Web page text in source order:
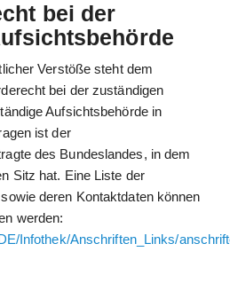
bei der
Verstöße steht dem
bei der zuständigen
Aufsichtsbehörde in
ist der
des Bundeslandes, in dem
Sitz hat. Eine Liste der
deren Kontaktdaten können
werden:
Infothek/Anschriften_Links/